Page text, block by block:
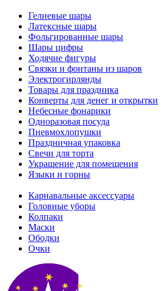
Гелиевые шары
Латексные шары
Фольгированные шары
Шары цифры
Ходячие фигуры
Связки и фонтаны из шаров
Электрогирлянды
Товары для праздника
Конверты для денег и открытки
Небесные фонарики
Одноразовая посуда
Пневмохлопушки
Праздничная упаковка
Свечи для торта
Украшение для помещения
Языки и горны
Карнавальные аксессуары
Головные уборы
Колпаки
Маски
Ободки
Очки